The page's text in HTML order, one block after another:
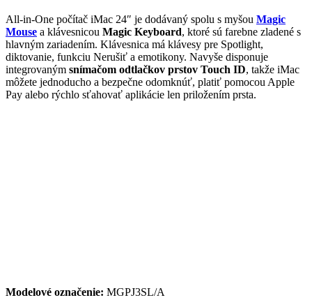
All-in-One počítač iMac 24″ je dodávaný spolu s myšou Magic
Mouse a klávesnicou Magic Keyboard, ktoré sú farebne zladené s
hlavným zariadením. Klávesnica má klávesy pre Spotlight,
diktovanie, funkciu Nerušiť a emotikony. Navyše disponuje
integrovaným snímačom odtlačkov prstov Touch ID, takže iMac
môžete jednoducho a bezpečne odomknúť, platiť pomocou Apple
Pay alebo rýchlo sťahovať aplikácie len priložením prsta.
Modelové označenie: MGPJ3SL/A